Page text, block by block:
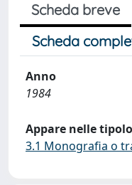
Scheda breve
Scheda
Anno
1984
Appare nelle
3.1 Monografia o